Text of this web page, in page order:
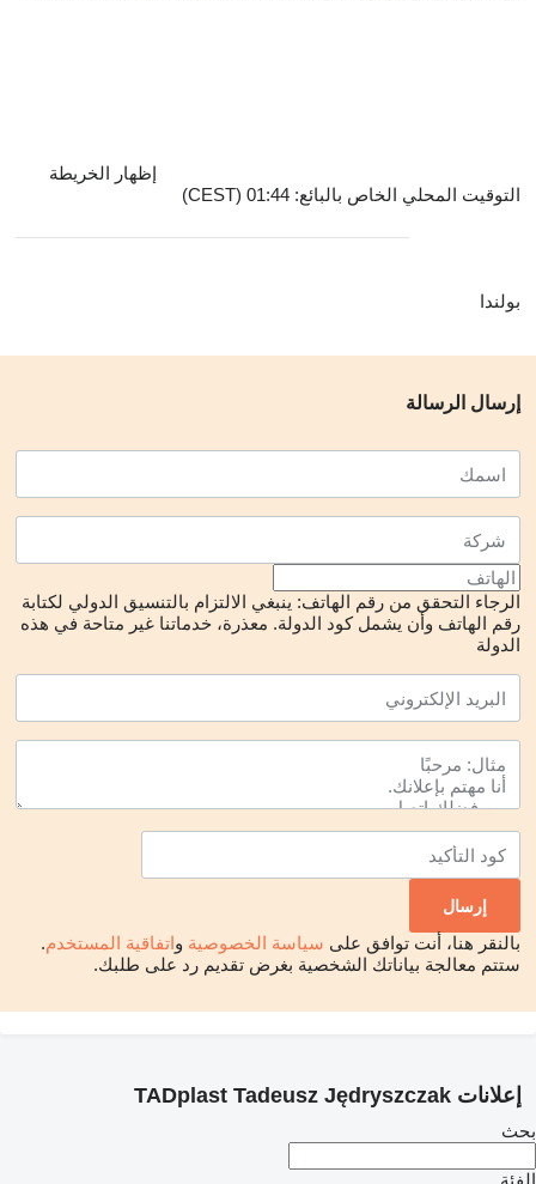
إظهار الخريطة
التوقيت المحلي الخاص بالبائع: 01:44 (CEST)
بولندا
إرسال الرسالة
الرجاء التحقق من رقم الهاتف: ينبغي الالتزام بالتنسيق الدولي لكتابة
رقم الهاتف وأن يشمل كود الدولة. معذرة، خدماتنا غير متاحة في هذه
الدولة
بالنقر هنا، أنت توافق على سياسة الخصوصية واتفاقية المستخدم.
ستتم معالجة بياناتك الشخصية بغرض تقديم رد على طلبك.
إعلانات TADplast Tadeusz Jędryszczak
بحث
الفئة